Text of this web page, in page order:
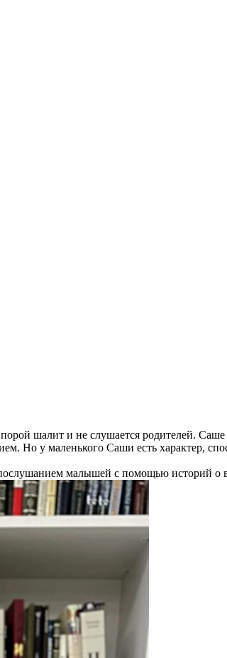
шалит и не слушается родителей. Саше
Но у маленького Саши есть характер,
малышей с помощью историй о